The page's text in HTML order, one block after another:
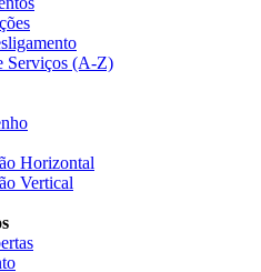
Serviços (A-Z)
Horizontal
Vertical